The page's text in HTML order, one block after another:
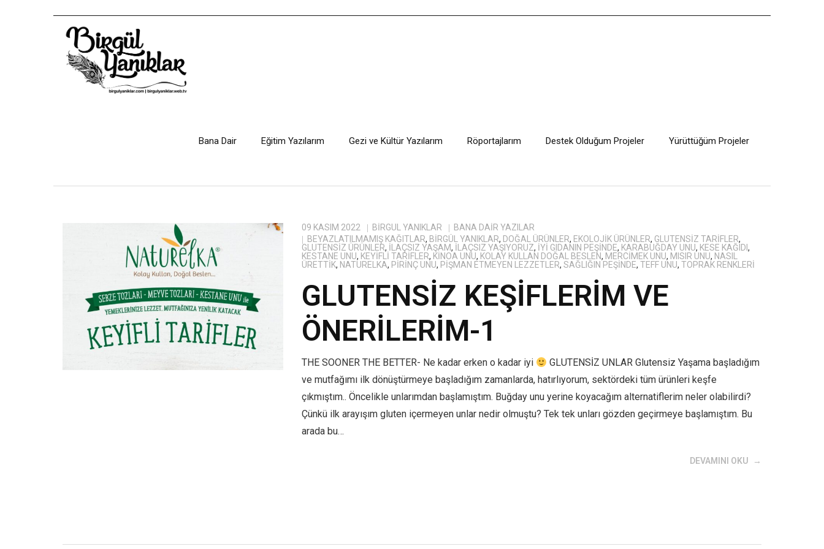
Bana Dair Eğitim Yazılarım Gezi ve Kültür Yazılarım Röportajlarım Destek Olduğum Projeler Yürüttüğüm Projeler
09 KASIM 2022 BIRGÜL YANIKLAR
BANA DAIR YAZILAR
BEYAZLATILMAMIŞ KAĞITLAR, BİRGÜL YANIKLAR, DOĞAL ÜRÜNLER, EKOLOJIK ÜRÜNLER, GLUTENSIZ TARIFLER,
GLUTENSIZ ÜRÜNLER, ILAÇSIZ YAŞAM, ILAÇSIZ YAŞIYORUZ, IYI GIDANIN PEŞINDE, KARABUĞDAY UNU, KESE KAĞIDI ,
KESTANE UNU, KEYIFLI TARIFLER, KINOA UNU, KOLAY KULLAN DOĞAL BESLEN, MERCIMEK UNU, MISIR UNU, NASIL
ÜRETTIK, NATURELKA, PIRINÇ UNU, PIŞMAN ETMEYEN LEZZETLER, SAĞLIĞIN PEŞINDE, TEFF UNU, TOPRAK RENKLERI
GLUTENSİZ KEŞİFLERİM VE
ÖNERİLERİM-1
THE SOONER THE BETTER- Ne kadar erken o kadar iyi
GLUTENSİZ UNLAR Glutensiz Yaşama başladığım
ve mutfağımı ilk dönüştürmeye başladığım zamanlarda, hatırlıyorum, sektördeki tüm ürünleri keşfe
çıkmıştım.. Öncelikle unlarımdan başlamıştım. Buğday unu yerine koyacağım alternatiflerim neler olabilirdi?
Çünkü ilk arayışım gluten içermeyen unlar nedir olmuştu? Tek tek unları gözden geçirmeye başlamıştım. Bu
arada bu…
DEVAMINI OKU